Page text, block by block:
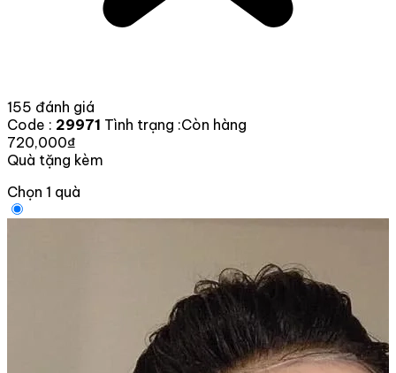
155 đánh giá
Code : 29971 Tình trạng :Còn hàng
720,000₫
Quà tặng kèm
Chọn 1 quà